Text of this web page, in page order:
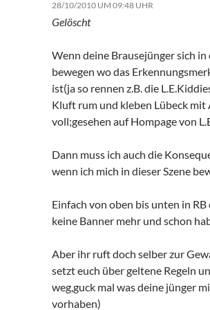
28/10/2010 UM 09:48 UHR
Gelöscht
Wenn deine Brausejünger sich in
bewegen wo das
ist(ja so rennen z.B. die
Kluft rum und kleben Lübeck mit
voll;gesehen auf Hompage von
Dann muss ich auch die
wenn ich mich in dieser Szene
Einfach von oben bis unten in
keine Banner mehr und schon
Aber ihr ruft doch selber zur
setzt euch über geltene Regeln
weg,guck mal was deine jünger
vorhaben)